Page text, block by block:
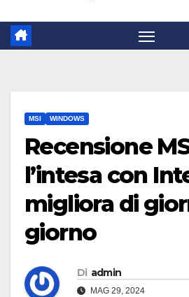
MSI WINDOWS
Recensione
l’intesa con
migliora di
giorno
Di admin
MAG 29, 2024